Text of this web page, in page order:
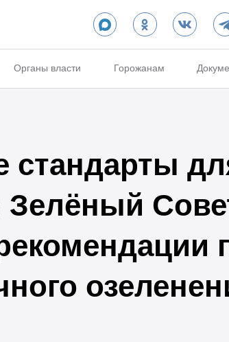
Органы власти Горожанам
стандарты